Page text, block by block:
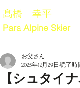
髙橋 幸平
Para Alpine Skier
【シュタイ
お父さん
2025年12月29日 読了時